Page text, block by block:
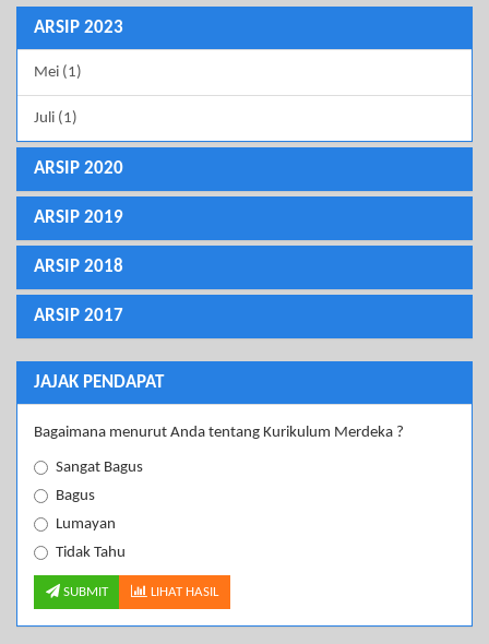
ARSIP 2023
Mei (1)
Juli (1)
ARSIP 2020
ARSIP 2019
ARSIP 2018
ARSIP 2017
JAJAK PENDAPAT
Bagaimana menurut Anda tentang Kurikulum Merdeka ?
Sangat Bagus
Bagus
Lumayan
Tidak Tahu
SUBMIT LIHAT HASIL